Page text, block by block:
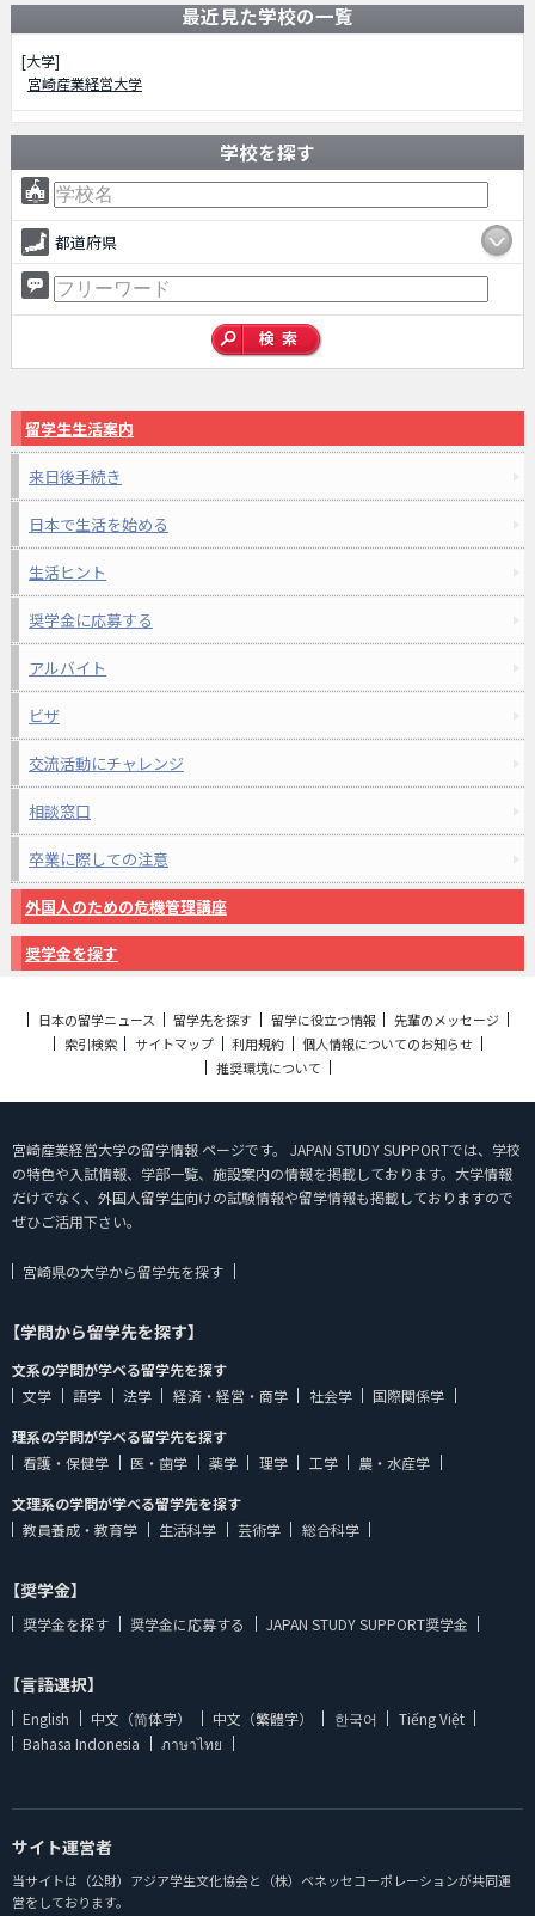
最近見た学校の一覧
[大学]
宮崎産業経営大学
学校を探す
都道府県
留学生生活案内
来日後手続き
日本で生活を始める
生活ヒント
奨学金に応募する
アルバイト
ビザ
交流活動にチャレンジ
相談窓口
卒業に際しての注意
外国人のための危機管理講座
奨学金を探す
日本の留学ニュース 留学先を探す 留学に役立つ情報
先輩のメッセージ
索引検索
サイトマップ 利用規約
個人情報についてのお知らせ
推奨環境について
宮崎産業経営大学の留学情報 ページです。 JAPAN STUDY SUPPORTでは、学校
の特色や入試情報、学部一覧、施設案内の情報を掲載しております。大学情報
だけでなく、外国人留学生向けの試験情報や留学情報も掲載しておりますので
ぜひご活用下さい。
宮崎県の大学から留学先を探す
【学問から留学先を探す】
文系の学問が学べる留学先を探す
文学
語学 法学 経済・経営・商学 社会学
国際関係学
理系の学問が学べる留学先を探す
看護・保健学
医・歯学 薬学 理学 工学
農・水産学
文理系の学問が学べる留学先を探す
教員養成・教育学
生活科学 芸術学 総合科学
【奨学金】
奨学金を探す 奨学金に応募する JAPAN STUDY SUPPORT奨学金
【言語選択】
English 中文（简体字） 中文（繁體字） 한국어
Tiếng Việt
Bahasa Indonesia
ภาษาไทย
サイト運営者
当サイトは（公財）アジア学生文化協会と（株）ベネッセコーポレーションが共同運
営をしております。